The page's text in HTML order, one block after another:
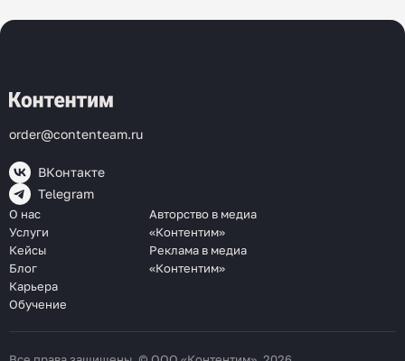
order@contenteam.ru
ВКонтакте
Telegram
О нас
Услуги
Кейсы
Блог
Карьера
Обучение
Авторство в медиа
«Контентим»
Реклама в медиа
«Контентим»